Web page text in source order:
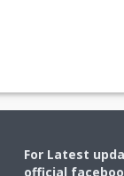
For Latest
official